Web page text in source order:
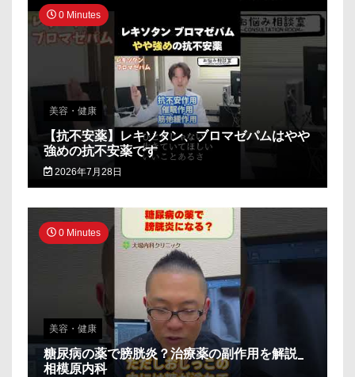
0 Minutes
美容・健康
【抗不安薬】レキソタン、ブロマゼパムはやや
強めの抗不安薬です
2026年7月28日
0 Minutes
美容・健康
糖尿病の薬で膀胱炎？治療薬の副作用を解説_
相模原内科